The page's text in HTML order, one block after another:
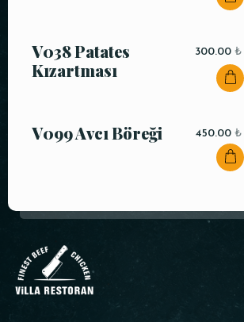
V038 Patates
Kızartması
300.00 ₺
V099 Avcı Böreği 450.00 ₺